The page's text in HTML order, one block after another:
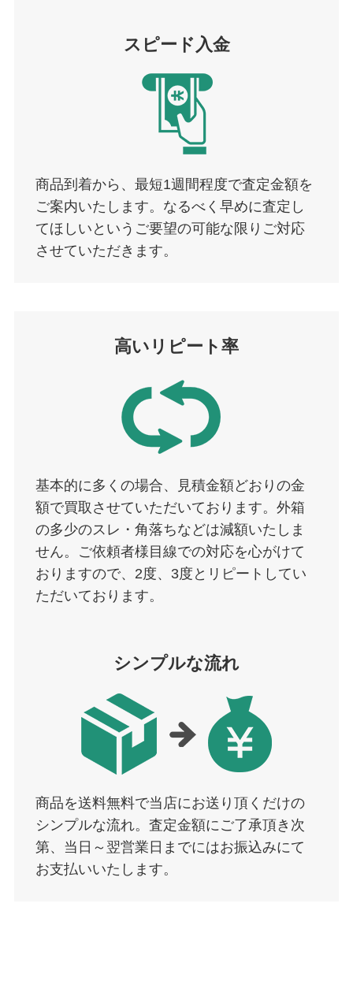
スピード入金
商品到着から、最短1週間程度で査定金額を
ご案内いたします。なるべく早めに査定し
てほしいというご要望の可能な限りご対応
させていただきます。
高いリピート率
基本的に多くの場合、見積金額どおりの金
額で買取させていただいております。外箱
の多少のスレ・角落ちなどは減額いたしま
せん。ご依頼者様目線での対応を心がけて
おりますので、2度、3度とリピートしてい
ただいております。
シンプルな流れ
商品を送料無料で当店にお送り頂くだけの
シンプルな流れ。査定金額にご了承頂き次
第、当日～翌営業日までにはお振込みにて
お支払いいたします。